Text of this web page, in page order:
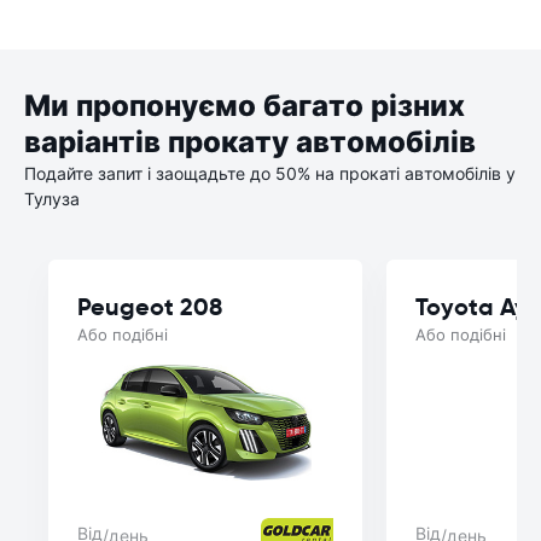
Ми пропонуємо багато різних
варіантів прокату автомобілів
Подайте запит і заощадьте до 50% на прокаті автомобілів у
Тулуза
Peugeot 208
Або подібні
Від/день
Toyota
Або подібні
Від/день